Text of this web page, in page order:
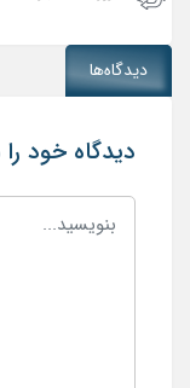
دیدگاه‌ها
دیدگاه خود